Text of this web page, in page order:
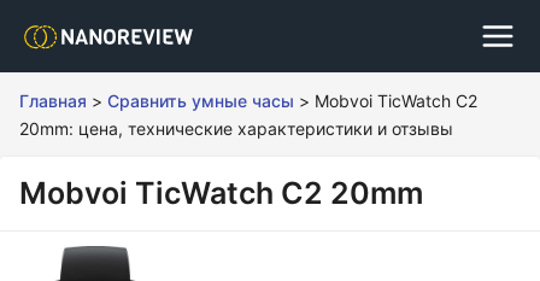
Главная > Сравнить умные часы > Mobvoi TicWatch C2
20mm: цена, технические характеристики и отзывы
Mobvoi TicWatch C2 20mm